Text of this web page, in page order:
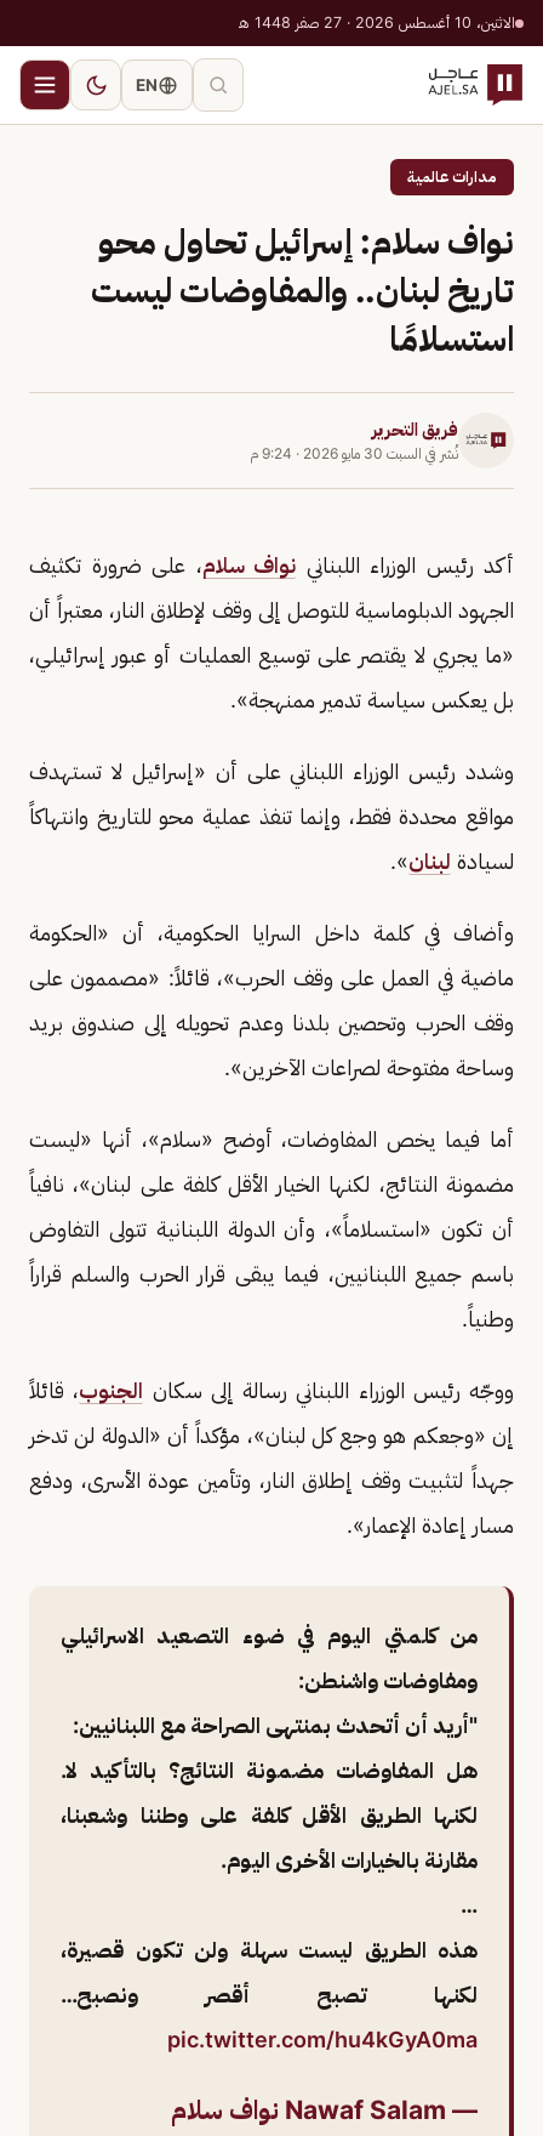
الاثنين، 10 أغسطس 2026 · 27 صفر 1448 هـ
EN
مدارات عالمية
نواف سلام: إسرائيل تحاول محو
تاريخ لبنان.. والمفاوضات ليست
استسلامًا
فريق التحرير
نُشر في السبت 30 مايو 2026 · 9:24 م
أكد رئيس الوزراء اللبناني نواف سلام، على ضرورة تكثيف
الجهود الدبلوماسية للتوصل إلى وقف لإطلاق النار، معتبراً أن
«ما يجري لا يقتصر على توسيع العمليات أو عبور إسرائيلي،
بل يعكس سياسة تدمير ممنهجة».
وشدد رئيس الوزراء اللبناني على أن «إسرائيل لا تستهدف
مواقع محددة فقط، وإنما تنفذ عملية محو للتاريخ وانتهاكاً
لسيادة لبنان».
وأضاف في كلمة داخل السرايا الحكومية، أن «الحكومة
ماضية في العمل على وقف الحرب»، قائلاً: «مصممون على
وقف الحرب وتحصين بلدنا وعدم تحويله إلى صندوق بريد
وساحة مفتوحة لصراعات الآخرين».
أما فيما يخص المفاوضات، أوضح «سلام»، أنها «ليست
مضمونة النتائج، لكنها الخيار الأقل كلفة على لبنان»، نافياً
أن تكون «استسلاماً»، وأن الدولة اللبنانية تتولى التفاوض
باسم جميع اللبنانيين، فيما يبقى قرار الحرب والسلم قراراً
وطنياً.
ووجّه رئيس الوزراء اللبناني رسالة إلى سكان الجنوب، قائلاً
إن «وجعكم هو وجع كل لبنان»، مؤكداً أن «الدولة لن تدخر
جهداً لتثبيت وقف إطلاق النار، وتأمين عودة الأسرى، ودفع
مسار إعادة الإعمار».
من كلمتي اليوم في ضوء التصعيد الاسرائيلي
ومفاوضات واشنطن:
"أريد أن أتحدث بمنتهى الصراحة مع اللبنانيين:
هل المفاوضات مضمونة النتائج؟ بالتأكيد لا.
لكنها الطريق الأقل كلفة على وطننا وشعبنا،
مقارنة بالخيارات الأخرى اليوم.
…
هذه الطريق ليست سهلة ولن تكون قصيرة،
لكنها تصبح أقصر ونصبح…
pic.twitter.com/hu4kGyA0ma
— Nawaf Salam نواف سلام